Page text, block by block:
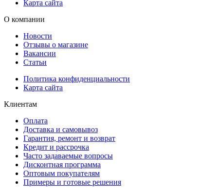
Карта сайта
О компании
Новости
Отзывы о магазине
Вакансии
Статьи
Политика конфиденциальности
Карта сайта
Клиентам
Оплата
Доставка и самовывоз
Гарантия, ремонт и возврат
Кредит и рассрочка
Часто задаваемые вопросы
Дисконтная программа
Оптовым покупателям
Примеры и готовые решения